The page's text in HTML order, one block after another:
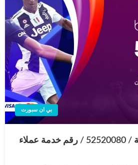
بي ان سبورت
بي ان سبورت النهضة / 52520080 / رقم خدمة عملاء